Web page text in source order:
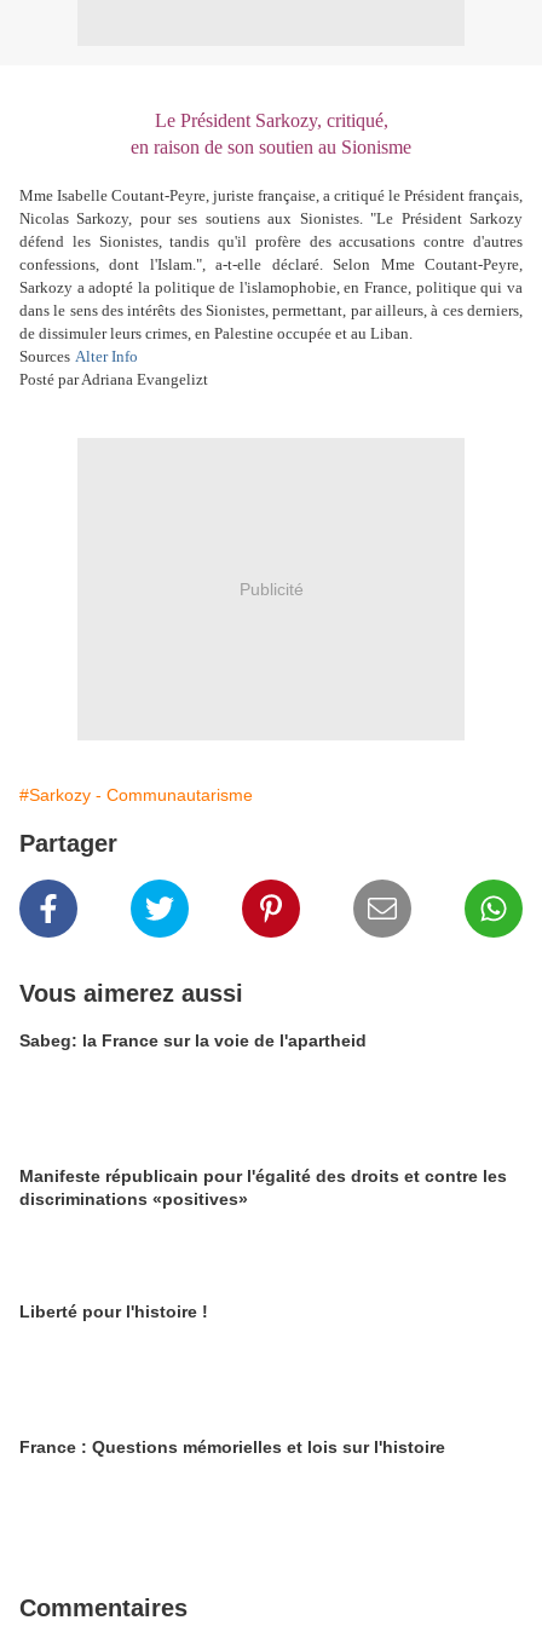
Le Président Sarkozy, critiqué,
en raison de son soutien au ‎Sionisme
Mme Isabelle Coutant-Peyre, juriste française, a critiqué ‎le Président français,
Nicolas Sarkozy, pour ses soutiens aux ‎Sionistes. "Le Président Sarkozy
défend les Sionistes, tandis ‎qu'il profère des accusations contre d'autres
confessions, dont ‎l'Islam.", a-t-elle déclaré. Selon Mme Coutant-Peyre,
Sarkozy a ‎adopté la politique de l'islamophobie, en France, politique qui va
‎dans le sens des intérêts des Sionistes, permettant, par ailleurs, à ‎ces derniers,
de dissimuler leurs crimes, en Palestine occupée et ‎au Liban.
Sources Alter Info
Posté par Adriana Evangelizt
Publicité
#Sarkozy - Communautarisme
Partager
Vous aimerez aussi
Sabeg: la France sur la voie de l'apartheid
Manifeste républicain pour l'égalité des droits et contre les
discriminations «positives»
Liberté pour l'histoire !
France : Questions mémorielles et lois sur l'histoire
Commentaires